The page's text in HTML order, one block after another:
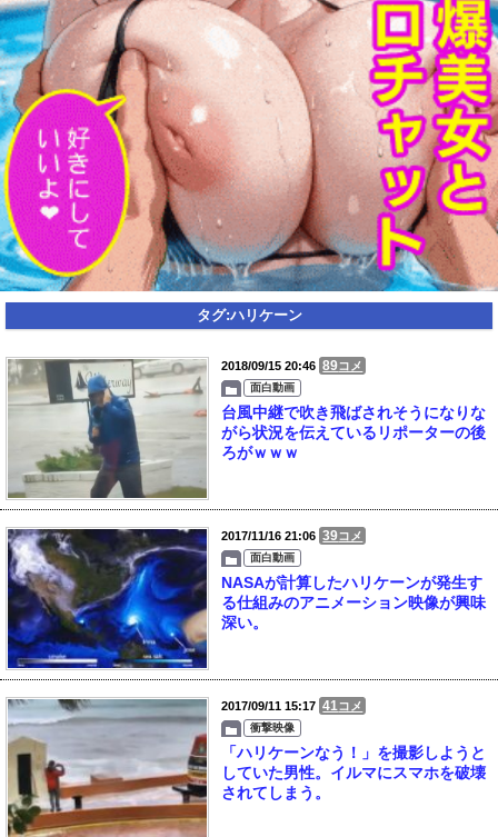
タグ:ハリケーン
2018/09/15 20:46 89コメ
面白動画
台風中継で吹き飛ばされそうになりな
がら状況を伝えているリポーターの後
ろがｗｗｗ
2017/11/16 21:06 39コメ
面白動画
NASAが計算したハリケーンが発生す
る仕組みのアニメーション映像が興味
深い。
2017/09/11 15:17 41コメ
衝撃映像
「ハリケーンなう！」を撮影しようと
していた男性。イルマにスマホを破壊
されてしまう。